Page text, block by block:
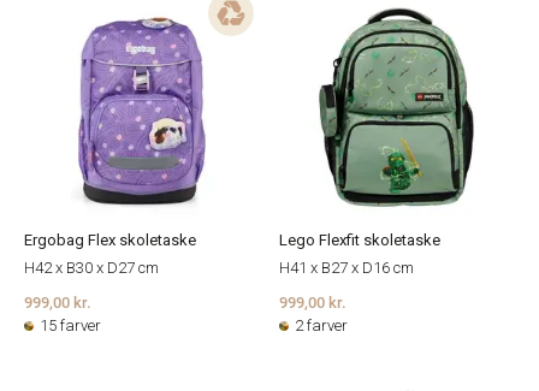
Ergobag Flex skoletaske
H42 x B30 x D27 cm
999,00 kr.
15 farver
Lego Flexfit skoletaske
H41 x B27 x D16 cm
999,00 kr.
2 farver